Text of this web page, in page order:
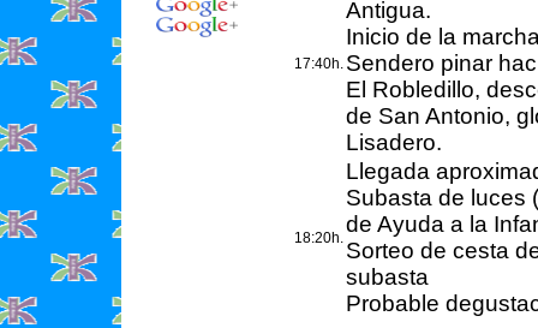
17:40h.
Antigua.
Inicio de la
Sendero pinar
El Robledillo,
de San Antonio,
Lisadero.
18:20h.
Llegada
Subasta de luces
de Ayuda a la
Sorteo de cesta
subasta
Probable